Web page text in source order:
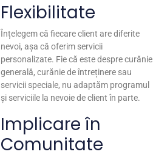
Flexibilitate
Înțelegem că fiecare client are diferite
nevoi, așa că oferim servicii
personalizate. Fie că este despre curănie
generală, curănie de întreținere sau
servicii speciale, nu adaptăm programul
și serviciile la nevoie de client în parte.
Implicare în
Comunitate